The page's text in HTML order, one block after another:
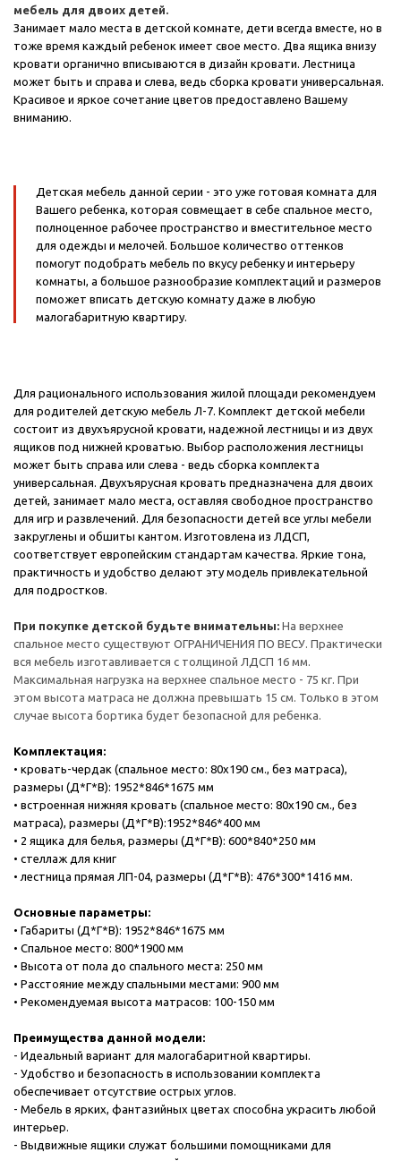
мебель для двоих детей.
Занимает мало места в детской комнате, дети всегда вместе, но в
тоже время каждый ребенок имеет свое место. Два ящика внизу
кровати органично вписываются в дизайн кровати. Лестница
может быть и справа и слева, ведь сборка кровати универсальная.
Красивое и яркое сочетание цветов предоставлено Вашему
вниманию.
Детская мебель данной серии - это уже готовая комната для
Вашего ребенка, которая совмещает в себе спальное место,
полноценное рабочее пространство и вместительное место
для одежды и мелочей. Большое количество оттенков
помогут подобрать мебель по вкусу ребенку и интерьеру
комнаты, а большое разнообразие комплектаций и размеров
поможет вписать детскую комнату даже в любую
малогабаритную квартиру.
Для рационального использования жилой площади рекомендуем
для родителей детскую мебель Л-7. Комплект детской мебели
состоит из двухъярусной кровати, надежной лестницы и из двух
ящиков под нижней кроватью. Выбор расположения лестницы
может быть справа или слева - ведь сборка комплекта
универсальная. Двухъярусная кровать предназначена для двоих
детей, занимает мало места, оставляя свободное пространство
для игр и развлечений. Для безопасности детей все углы мебели
закруглены и обшиты кантом. Изготовлена из ЛДСП,
соответствует европейским стандартам качества. Яркие тона,
практичность и удобство делают эту модель привлекательной
для подростков.
При покупке детской будьте внимательны: На верхнее
спальное место существуют ОГРАНИЧЕНИЯ ПО ВЕСУ. Практически
вся мебель изготавливается с толщиной ЛДСП 16 мм.
Максимальная нагрузка на верхнее спальное место - 75 кг. При
этом высота матраса не должна превышать 15 см. Только в этом
случае высота бортика будет безопасной для ребенка.
Комплектация:
• кровать-чердак (спальное место: 80х190 см., без матраса),
размеры (Д*Г*В): 1952*846*1675 мм
• встроенная нижняя кровать (спальное место: 80х190 см., без
матраса), размеры (Д*Г*В):1952*846*400 мм
• 2 ящика для белья, размеры (Д*Г*В): 600*840*250 мм
• стеллаж для книг
• лестница прямая ЛП-04, размеры (Д*Г*В): 476*300*1416 мм.
Основные параметры:
• Габариты (Д*Г*В): 1952*846*1675 мм
• Спальное место: 800*1900 мм
• Высота от пола до спального места: 250 мм
• Расстояние между спальными местами: 900 мм
• Рекомендуемая высота матрасов: 100-150 мм
Преимущества данной модели:
- Идеальный вариант для малогабаритной квартиры.
- Удобство и безопасность в использовании комплекта
обеспечивает отсутствие острых углов.
- Мебель в ярких, фантазийных цветах способна украсить любой
интерьер.
- Выдвижные ящики служат большими помощниками для